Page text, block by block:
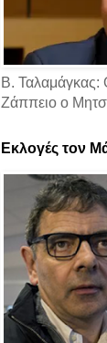
Β. Ταλαμάγκας:
Ζάππειο ο
Εκλογές τον